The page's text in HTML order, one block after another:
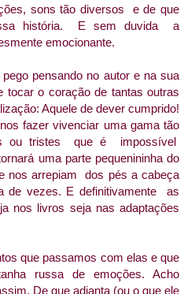
sons tão diversos e de que
história. E sem duvida a
emocionante.
pensando no autor e na sua
tocar o coração de tantas outras
Aquele de dever cumprido!
fazer vivenciar uma gama tão
ou tristes que é impossível
uma parte pequenininha do
nos arrepiam dos pés a cabeça
de vezes. E definitivamente as
nos livros seja nas adaptações
que passamos com elas e que
russa de emoções. Acho
De que adianta (ou o que ele